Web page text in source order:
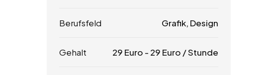
Berufsfeld Grafik, Design
Gehalt 29 Euro - 29 Euro / Stunde